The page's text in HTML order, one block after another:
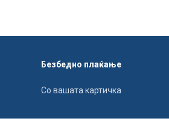
Безбедно плаќање
Со вашата картичка